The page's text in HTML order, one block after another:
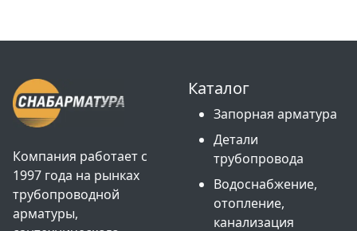
Компания работает с
1997 года на рынках
трубопроводной
арматуры,
Каталог
Запорная арматура
Детали
трубопровода
Водоснабжение,
отопление,
канализация